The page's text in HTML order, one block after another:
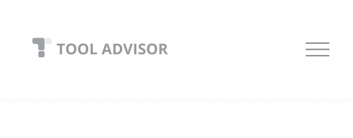
content